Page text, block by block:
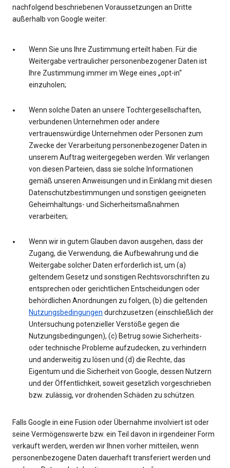
nachfolgend beschriebenen Voraussetzungen an Dritte
außerhalb von Google weiter:
Wenn Sie uns Ihre Zustimmung erteilt haben. Für die
Weitergabe vertraulicher personenbezogener Daten ist
Ihre Zustimmung immer im Wege eines „opt-in“
einzuholen;
Wenn solche Daten an unsere Tochtergesellschaften,
verbundenen Unternehmen oder andere
vertrauenswürdige Unternehmen oder Personen zum
Zwecke der Verarbeitung personenbezogener Daten in
unserem Auftrag weitergegeben werden. Wir verlangen
von diesen Parteien, dass sie solche Informationen
gemäß unseren Anweisungen und in Einklang mit diesen
Datenschutzbestimmungen und sonstigen geeigneten
Geheimhaltungs- und Sicherheitsmaßnahmen
verarbeiten;
Wenn wir in gutem Glauben davon ausgehen, dass der
Zugang, die Verwendung, die Aufbewahrung und die
Weitergabe solcher Daten erforderlich ist, um (a)
geltendem Gesetz und sonstigen Rechtsvorschriften zu
entsprechen oder gerichtlichen Entscheidungen oder
behördlichen Anordnungen zu folgen, (b) die geltenden
Nutzungsbedingungen durchzusetzen (einschließlich der
Untersuchung potenzieller Verstöße gegen die
Nutzungsbedingungen), (c) Betrug sowie Sicherheits-
oder technische Probleme aufzudecken, zu verhindern
und anderweitig zu lösen und (d) die Rechte, das
Eigentum und die Sicherheit von Google, dessen Nutzern
und der Öffentlichkeit, soweit gesetzlich vorgeschrieben
bzw. zulässig, vor drohenden Schäden zu schützen.
Falls Google in eine Fusion oder Übernahme involviert ist oder
seine Vermögenswerte bzw. ein Teil davon in irgendeiner Form
verkauft werden, werden wir Ihnen vorher mitteilen, wenn
personenbezogene Daten dauerhaft transferiert werden und